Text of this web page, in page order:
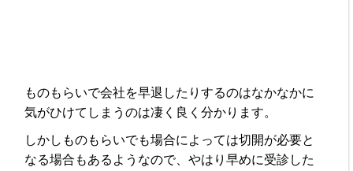
ものもらいで会社を早退したりするのはなかなかに
気がひけてしまうのは凄く良く分かります。
しかしものもらいでも場合によっては切開が必要と
なる場合もあるようなので、やはり早めに受診した